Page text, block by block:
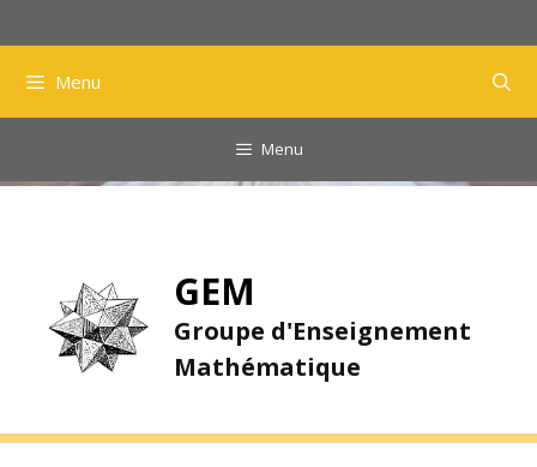
Menu
Menu
GEM
Groupe d'Enseignement
Mathématique